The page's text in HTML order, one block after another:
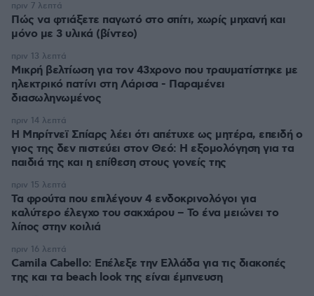
Πώς να φτιάξετε παγωτό στο σπίτι, χωρίς μηχανή και
μόνο με 3 υλικά (βίντεο)
πριν 7 λεπτά
Μικρή βελτίωση για τον 43χρονο που τραυματίστηκε με
ηλεκτρικό πατίνι στη Λάρισα - Παραμένει
διασωληνωμένος
πριν 13 λεπτά
Η Μπρίτνεϊ Σπίαρς λέει ότι απέτυχε ως μητέρα, επειδή ο
γιος της δεν πιστεύει στον Θεό: Η εξομολόγηση για τα
παιδιά της και η επίθεση στους γονείς της
πριν 14 λεπτά
Τα φρούτα που επιλέγουν 4 ενδοκρινολόγοι για
καλύτερο έλεγχο του σακχάρου – Το ένα μειώνει το
λίπος στην κοιλιά
πριν 15 λεπτά
Camila Cabello: Επέλεξε την Ελλάδα για τις διακοπές
της και τα beach look της είναι έμπνευση
πριν 16 λεπτά